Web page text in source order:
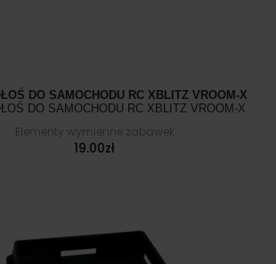
DO SAMOCHODU RC XBLITZ VROOM-X
DO SAMOCHODU RC XBLITZ VROOM-X
Elementy wymienne zabawek
19.00zł